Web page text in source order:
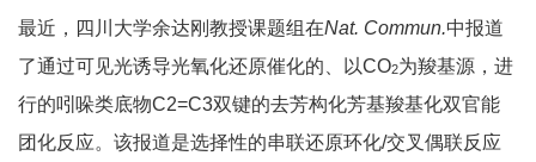
最近，四川大学余达刚教授课题组在Nat. Commun.中报道
了通过可见光诱导光氧化还原催化的、以CO2为羧基源，进
行的吲哚类底物C2=C3双键的去芳构化芳基羧基化双官能
团化反应。该报道是选择性的串联还原环化/交叉偶联反应